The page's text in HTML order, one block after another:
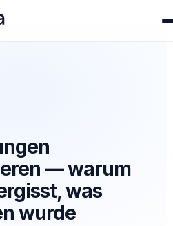
— warum
was
wurde